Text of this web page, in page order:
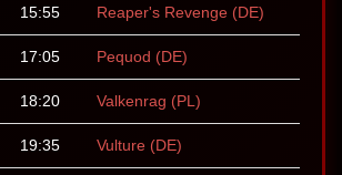
15:55 Reaper's Revenge (DE)
17:05 Pequod (DE)
18:20 Valkenrag (PL)
19:35 Vulture (DE)